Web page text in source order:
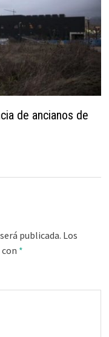
de ancianos de
publicada. Los
*